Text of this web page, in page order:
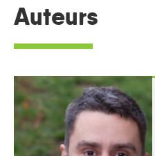
Auteurs